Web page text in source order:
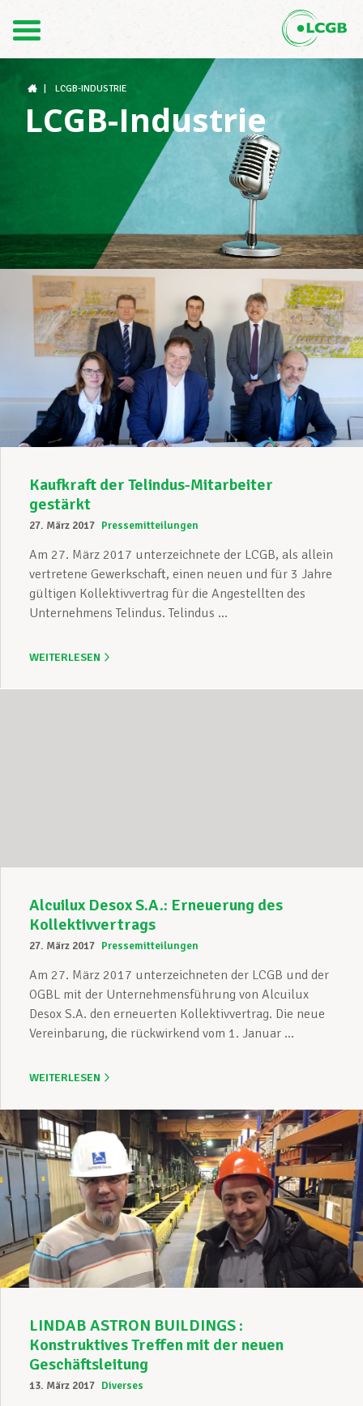
FR
Gewerkschaftsstrukturen
Unterstützung im Arbeitsalltag
Ihre Rechte
Unterstützung im Privatleben
Mitglied werden
Aktuell
LCGB-INDUSTRIE
LCGB-Industrie
Kaufkraft der Telindus-Mitarbeiter
gestärkt
27. März 2017 Pressemitteilungen
Am 27. März 2017 unterzeichnete der LCGB, als allein
vertretene Gewerkschaft, einen neuen und für 3 Jahre
gültigen Kollektivvertrag für die Angestellten des
Unternehmens Telindus. Telindus ...
WEITERLESEN
Alcuilux Desox S.A.: Erneuerung des
Kollektivvertrags
27. März 2017 Pressemitteilungen
Am 27. März 2017 unterzeichneten der LCGB und der
OGBL mit der Unternehmensführung von Alcuilux
Desox S.A. den erneuerten Kollektivvertrag. Die neue
Vereinbarung, die rückwirkend vom 1. Januar ...
WEITERLESEN
LINDAB ASTRON BUILDINGS :
Konstruktives Treffen mit der neuen
Geschäftsleitung
13. März 2017 Diverses